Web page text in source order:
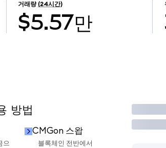
거래량 (24시간)
$5.57만
방법
으
CMGon 스왑
블록체인 전반에서
거래